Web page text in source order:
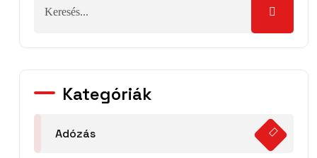
Kategóriák
Adózás